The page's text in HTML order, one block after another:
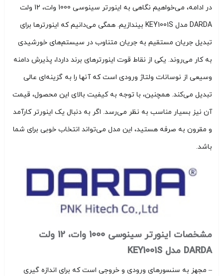
در ادامه، می‌خواهیم نگاهی به اینورتر سینوسی 1000 وات، 12 ولت
DARDA مدل KEY1001S بیندازیم. همگی می‌دانیم که اینورترها برای
تبدیل جریان مستقیم به جریان متناوب در سیستم‌های خورشیدی
به کار می‌روند. یکی از نقاط قوت اینورترهای برند داردا، پذیرش دامنه
وسیعی از نوسانات ولتاژ ورودی است که آنها را به گزینه‌ای عالی
تبدیل می‌کند. همچنین، با توجه به کیفیت بالای این محصول، قیمت
آن نیز بسیار مناسب به نظر می‌رسد. اگر به دنبال یک اینورتر کارآمد
و مقرون به صرفه هستید، این مدل می‌تواند انتخاب خوبی برای شما
باشد.
مشخصات اینورتر سینوسی 1000 وات، 12 ولت
DARDA مدل KEY1001S
– مجهز به سنسورهای ورودی و خروجی است که برای اندازه گیری